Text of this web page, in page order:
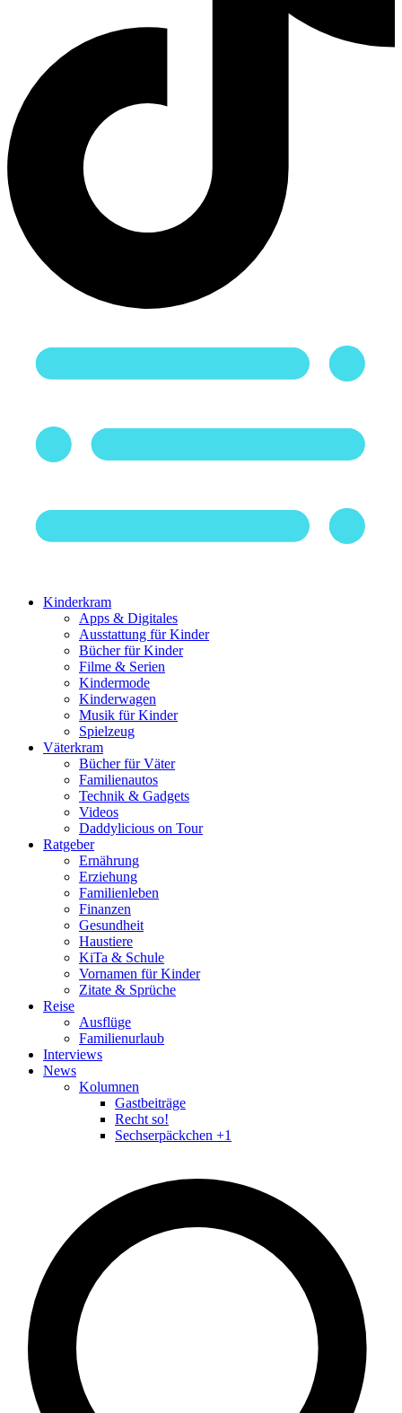
Kinderkram
Apps & Digitales
Ausstattung für Kinder
Bücher für Kinder
Filme & Serien
Kindermode
Kinderwagen
Musik für Kinder
Spielzeug
Väterkram
Bücher für Väter
Familienautos
Technik & Gadgets
Videos
Daddylicious on Tour
Ratgeber
Ernährung
Erziehung
Familienleben
Finanzen
Gesundheit
Haustiere
KiTa & Schule
Vornamen für Kinder
Zitate & Sprüche
Reise
Ausflüge
Familienurlaub
Interviews
News
Kolumnen
Gastbeiträge
Recht so!
Sechserpäckchen +1